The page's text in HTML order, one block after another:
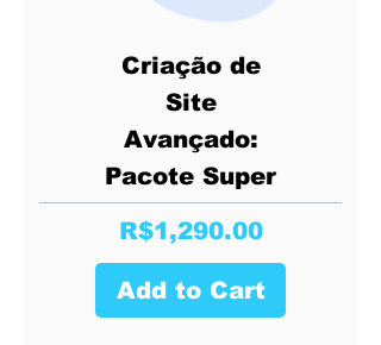
Criação de
Site
Avançado:
Pacote Super
Price
R$1,290.00
Add to Cart